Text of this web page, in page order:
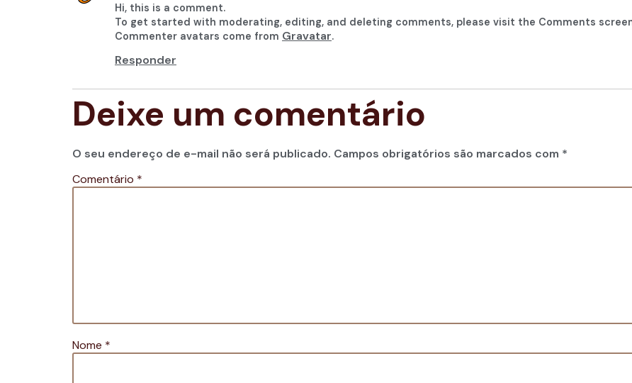
Hi, this is a comment.
To get started with moderating, editing, and deleting comments, please visit the Comments
Commenter avatars come from Gravatar.
Responder
Deixe um comentário
O seu endereço de e-mail não será publicado. Campos obrigatórios são marcados com *
Comentário *
Nome *